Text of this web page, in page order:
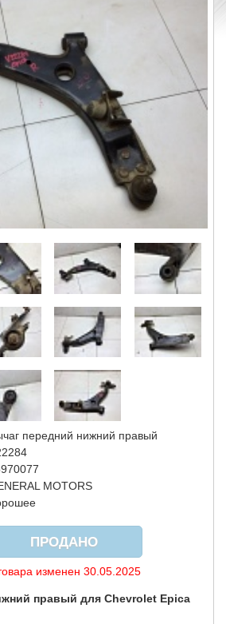
передний нижний правый
MOTORS
ПРОДАНО
изменен 30.05.2025
правый для Chevrolet Epica